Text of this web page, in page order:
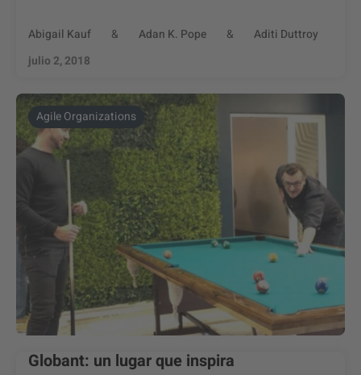
Abigail Kauf & Adan K. Pope &
Aditi Duttroy
julio 2, 2018
Agile Organizations
Globant: un lugar que inspira